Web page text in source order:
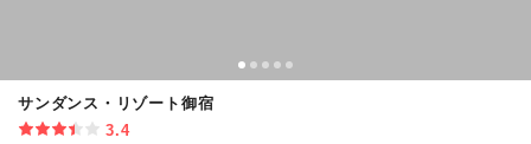
サンダンス・リゾート御宿
3.4